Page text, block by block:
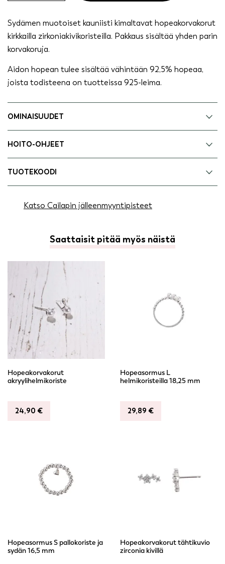
määrä
Sydämen muotoiset kauniisti kimaltavat hopeakorvakorut
kirkkailla zirkoniakivikoristeilla. Pakkaus sisältää yhden parin
korvakoruja.
Aidon hopean tulee sisältää vähintään 92,5% hopeaa,
joista todisteena on tuotteissa 925-leima.
OMINAISUUDET
HOITO-OHJEET
TUOTEKOODI
Katso Cailapin jälleenmyyntipisteet
Saattaisit pitää myös näistä
Hopeakorvakorut
akryylihelmikoriste
24,90 €
Hopeasormus L
helmikoristeilla 18,25 mm
29,89 €
Hopeasormus S pallokoriste ja
sydän 16,5 mm
Hopeakorvakorut tähtikuvio
zirconia kivillä